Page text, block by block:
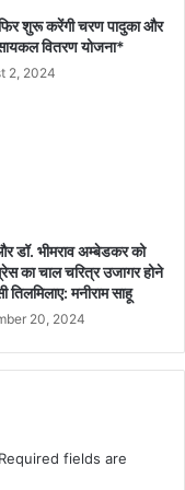
शुरू करेंगी चरण पादुका और
वितरण योजना*
2, 2024
डॉ. भीमराव अम्बेडकर को
का चाल चरित्र उजागर होने
तिलमिलाए: मनीराम साहू
20, 2024
Required fields are